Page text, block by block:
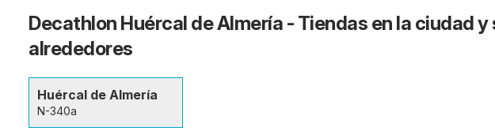
Decathlon Huércal de Almería - Tiendas en la ciudad y
alrededores
Huércal de Almería
N-340a